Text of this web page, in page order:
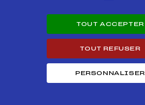
TOUT ACCEPTER
TOUT REFUSER
PERSONNALISER